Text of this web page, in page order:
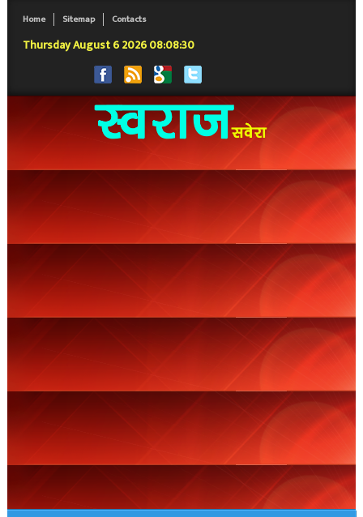
Home Sitemap Contacts
Thursday August 6 2026 08:08:31